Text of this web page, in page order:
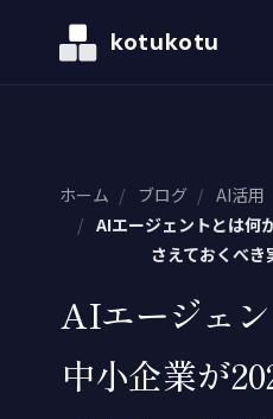
kotukotu
ホーム / ブログ / AI活用
/ AIエージェントとは何
さえておくべき
AIエージェン
中小企業が